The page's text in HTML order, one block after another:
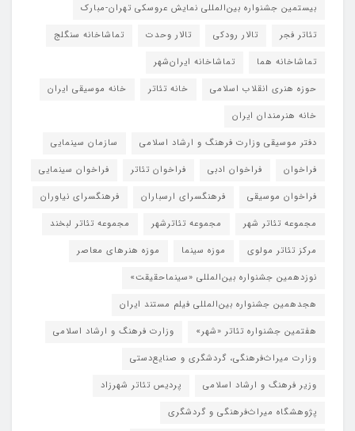
بیستمین جشنواره بین‌المللی نمایش عروسکی تهران-مبارک
تئاتر فجر
تالار رودکی تالار وحدت
تماشاخانه سنگلج
تماشاخانه هما
تماشاخانه‌ ایران‌شهر
حوزه هنری انقلاب اسلامی
خانه تئاتر
خانه موسیقی ایران
خانه هنرمندان ایران
دفتر موسیقی وزارت فرهنگ و ارشاد اسلامی
سازمان سینمایی
فراخوان
فراخوان ادبی فراخوان تئاتر
فراخوان سینمایی
فراخوان موسیقی
فرهنگسرای ارسباران
فرهنگسرای نیاوران
مجموعه تئاتر شهر
مجموعه تئاترشهر
مجموعه تئاتر لبخند
مرکز تئاتر مولوی
موزه سینما
موزه هنرهای معاصر
نوزدهمین جشنواره بین‌المللی «سینماحقیقت»
هجدهمین جشنواره بین‌المللی فیلم مستند ایران
هفتمین جشنواره تئاتر «شهر»
وزارت فرهنگ و ارشاد اسلامی
وزارت میراث‌فرهنگی، گردشگری و صنایع‌دستی
وزیر فرهنگ و ارشاد اسلامی
پردیس تئاتر شهرزاد
پژوهشگاه میراث‌فرهنگی و گردشگری